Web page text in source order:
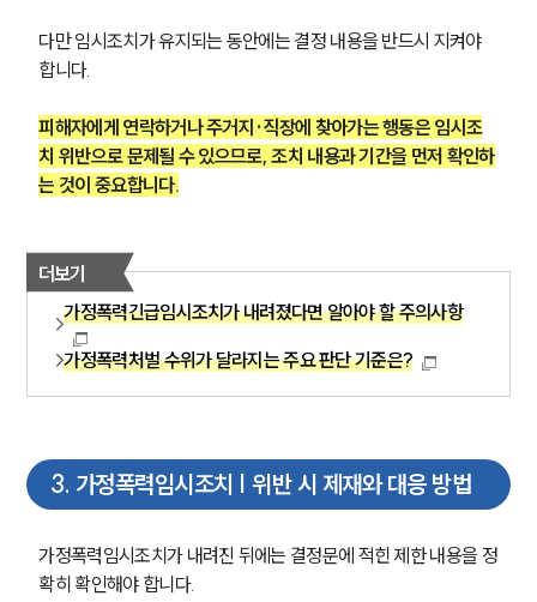
다만 임시조치가 유지되는 동안에는 결정 내용을 반드시 지켜야
합니다.
피해자에게 연락하거나 주거지·직장에 찾아가는 행동은 임시조
치 위반으로 문제될 수 있으므로, 조치 내용과 기간을 먼저 확인하
는 것이 중요합니다.
더보기
가정폭력긴급임시조치가 내려졌다면 알아야 할 주의사항
가정폭력처벌 수위가 달라지는 주요 판단 기준은?
3. 가정폭력임시조치 | 위반 시 제재와 대응 방법
가정폭력임시조치가 내려진 뒤에는 결정문에 적힌 제한 내용을 정
확히 확인해야 합니다.